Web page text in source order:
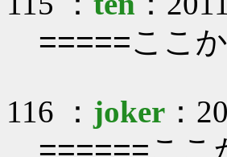
=====ここ
116 ： joker ：
======ここ